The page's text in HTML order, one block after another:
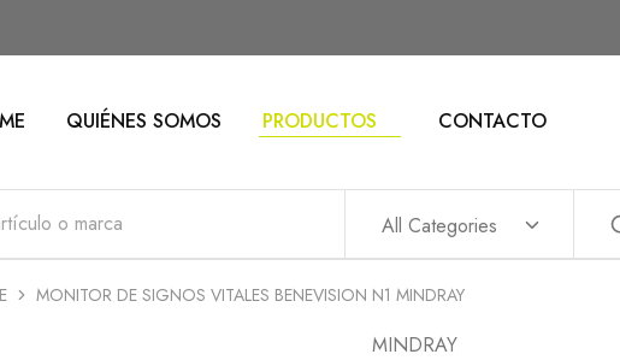
QUIÉNES SOMOS PRODUCTOS CONTACTO
All Categories
MONITOR DE SIGNOS VITALES BENEVISION N1 MINDRAY
MINDRAY